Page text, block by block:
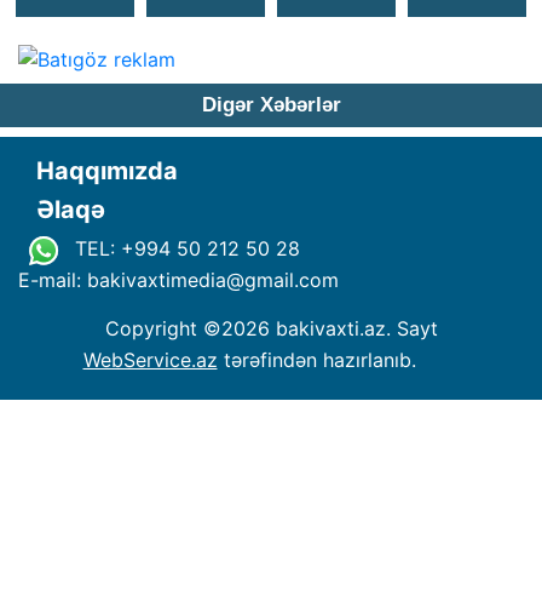
Digər Xəbərlər
Haqqımızda
Əlaqə
TEL: +994 50 212 50 28
E-mail: bakivaxtimedia@gmail.com
Copyright ©2026 bakivaxti.az. Sayt
WebService.az tərəfindən hazırlanıb.